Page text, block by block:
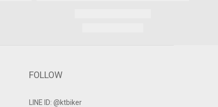
FOLLOW
LINE ID: @ktbiker